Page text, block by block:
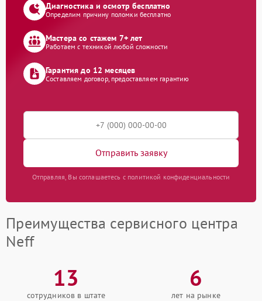
Диагностика и осмотр бесплатно
Определим причину поломки бесплатно
Мастера со стажем 7+ лет
Работаем с техникой любой сложности
Гарантия до 12 месяцев
Составляем договор, предоставляем гарантию
Отправить заявку
Отправляя, Вы соглашаетесь с политикой конфиденциальности
Преимущества сервисного центра
Neff
13
сотрудников в штате
6
лет на рынке